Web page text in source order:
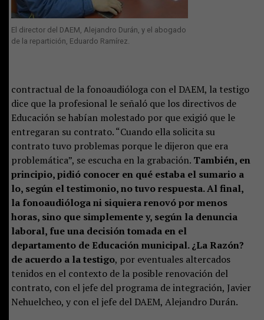
El director del DAEM, Alejandro Durán, y el abogado
de la repartición, Eduardo Ramírez.
contractual de la fonoaudióloga con el DAEM, la testigo
dice que la profesional le señaló que los directivos de
Educación se habían molestado por que exigió que le
entregaran su contrato. “Cuando ella solicita su
contrato tuvo problemas porque le dijeron que era
problemática”, se escucha en la grabación. También, en
principio, pidió conocer en qué estaba el sumario a
lo, según el testimonio, no tuvo respuesta. Al final,
la fonoaudióloga ni siquiera renovó por menos
horas, sino que simplemente y, según la denuncia
laboral, fue una decisión tomada en el
departamento de Educación municipal. ¿La Razón?
de acuerdo a la testigo, por eventuales altercados
tenidos en el contexto de la posible renovación del
contrato, con el jefe del programa de integración, Javier
Nehuelcheo, y con el jefe del DAEM, Alejandro Durán.